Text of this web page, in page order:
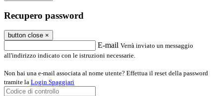
Recupero password
button close ×
E-mail Verrà inviato un messaggio
all'indirizzo indicato con le istruzioni necessarie.
Non hai una e-mail associata al nome utente? Effettua il reset della password
tramite la Login Spaggiari